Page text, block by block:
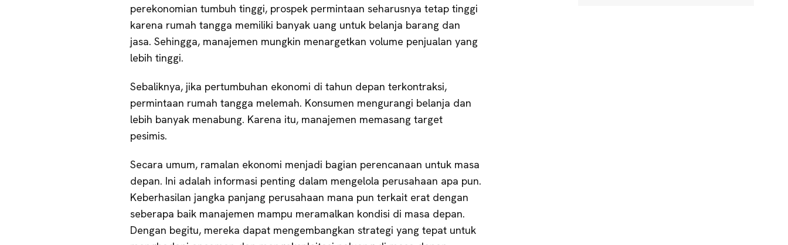
perekonomian tumbuh tinggi, prospek permintaan seharusnya tetap tinggi
karena rumah tangga memiliki banyak uang untuk belanja barang dan
jasa. Sehingga, manajemen mungkin menargetkan volume penjualan yang
lebih tinggi.
Sebaliknya, jika pertumbuhan ekonomi di tahun depan terkontraksi,
permintaan rumah tangga melemah. Konsumen mengurangi belanja dan
lebih banyak menabung. Karena itu, manajemen memasang target
pesimis.
Secara umum, ramalan ekonomi menjadi bagian perencanaan untuk masa
depan. Ini adalah informasi penting dalam mengelola perusahaan apa pun.
Keberhasilan jangka panjang perusahaan mana pun terkait erat dengan
seberapa baik manajemen mampu meramalkan kondisi di masa depan.
Dengan begitu, mereka dapat mengembangkan strategi yang tepat untuk